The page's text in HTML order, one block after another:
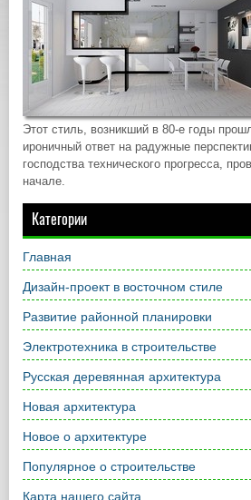
Этот стиль, возникший в 80-е годы
ироничный ответ на радужные
господства технического прогресса,
начале.
Категории
Главная
Дизайн-проект в восточном стиле
Развитие районной планировки
Электротехника в строительстве
Русская деревянная архитектура
Новая архитектура
Новое о архитектуре
Популярное о строительстве
Карта нашего сайта